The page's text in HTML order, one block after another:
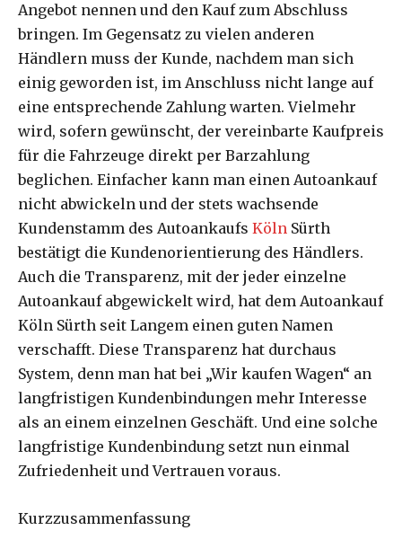
Angebot nennen und den Kauf zum Abschluss
bringen. Im Gegensatz zu vielen anderen
Händlern muss der Kunde, nachdem man sich
einig geworden ist, im Anschluss nicht lange auf
eine entsprechende Zahlung warten. Vielmehr
wird, sofern gewünscht, der vereinbarte Kaufpreis
für die Fahrzeuge direkt per Barzahlung
beglichen. Einfacher kann man einen Autoankauf
nicht abwickeln und der stets wachsende
Kundenstamm des Autoankaufs Köln Sürth
bestätigt die Kundenorientierung des Händlers.
Auch die Transparenz, mit der jeder einzelne
Autoankauf abgewickelt wird, hat dem Autoankauf
Köln Sürth seit Langem einen guten Namen
verschafft. Diese Transparenz hat durchaus
System, denn man hat bei „Wir kaufen Wagen“ an
langfristigen Kundenbindungen mehr Interesse
als an einem einzelnen Geschäft. Und eine solche
langfristige Kundenbindung setzt nun einmal
Zufriedenheit und Vertrauen voraus.
Kurzzusammenfassung